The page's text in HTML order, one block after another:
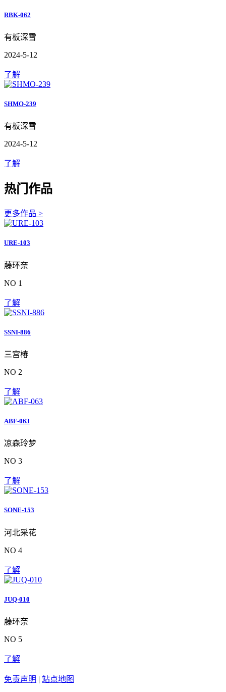
RBK-062
有板深雪
2024-5-12
了解
SHMO-239
有板深雪
2024-5-12
了解
热门作品
更多作品 >
URE-103
藤环奈
NO 1
了解
SSNI-886
三宫椿
NO 2
了解
ABF-063
凉森玲梦
NO 3
了解
SONE-153
河北采花
NO 4
了解
JUQ-010
藤环奈
NO 5
了解
免责声明 | 站点地图